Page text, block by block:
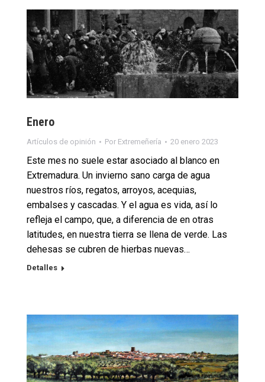
Enero
Artículos de opinión Por Extremeñería 20 enero 2023
Este mes no suele estar asociado al blanco en
Extremadura. Un invierno sano carga de agua
nuestros ríos, regatos, arroyos, acequias,
embalses y cascadas. Y el agua es vida, así lo
refleja el campo, que, a diferencia de en otras
latitudes, en nuestra tierra se llena de verde. Las
dehesas se cubren de hierbas nuevas…
Detalles